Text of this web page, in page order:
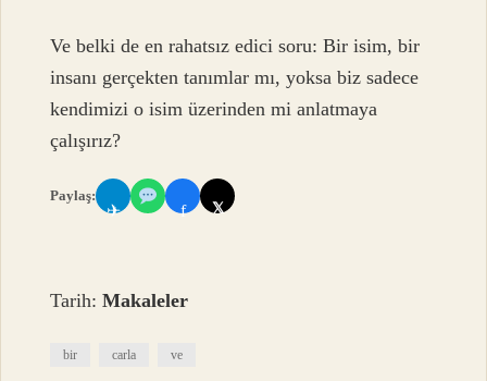
Ve belki de en rahatsız edici soru: Bir isim, bir
insanı gerçekten tanımlar mı, yoksa biz sadece
kendimizi o isim üzerinden mi anlatmaya
çalışırız?
Paylaş:
✈ f 𝕏
Tarih:Makaleler
bir carla ve